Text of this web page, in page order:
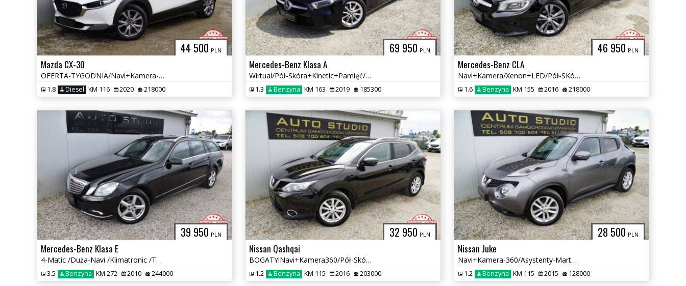
44 500 PLN
Mazda CX-30
OFERTA-TYGODNIA/Navi+Kamera-360/Asystenty/Blis/Full-Led/Elektr.Klapa
1.8 Diesel KM 116 2020 218000
69 950 PLN
Mercedes-Benz Klasa A
Wirtual/Pół-Skóra+Kinetic+Pamięć/Panorama/Led-Multibeam/Asystenty!
1.3 Benzyna KM 163 2019 185300
46 950 PLN
Mercedes-Benz CLA
Navi+Kamera/Xenon+LED/Pół-SKóra+Kubełki/Klimatronic/Tempomat/Ambiente
1.6 Benzyna KM 155 2016 218000
39 950 PLN
Mercedes-Benz Klasa E
4-Matic /Duża-Navi /Klimatronic /Tempomat / Skóra /El.Klapa /Zadbany!
3.5 Benzyna KM 272 2010 244000
32 950 PLN
Nissan Qashqai
BOGATY!Navi+Kamera360/Pół-Skóra+Grz.Fotele/Xenon+LED/Asystenty
1.2 Benzyna KM 115 2016 203000
28 500 PLN
Nissan Juke
Navi+Kamera-360/Asystenty-Martwe-Pole+Pasa/Grzane-Fotele/Klimatronic!
1.2 Benzyna KM 115 2015 128000